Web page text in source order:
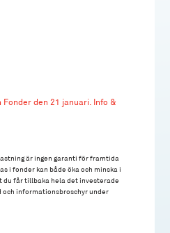
den 21 januari. Info &
är ingen garanti för framtida
i fonder kan både öka och minska i
du får tillbaka hela det investerade
och informationsbroschyr under